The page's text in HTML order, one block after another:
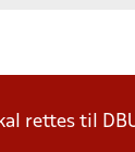
rettes til